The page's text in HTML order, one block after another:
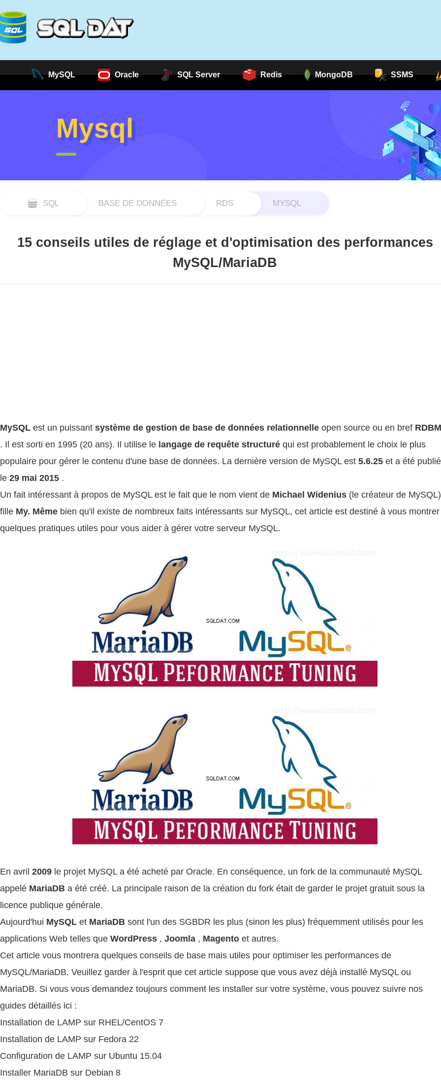
MySQL Oracle SQL Server Redis MongoDB SSMS
Mysql
SQL BASE DE DONNÉES RDS MYSQL
15 conseils utiles de réglage et d'optimisation des performances
MySQL/MariaDB
MySQL est un puissant système de gestion de base de données relationnelle open source ou en bref
. Il est sorti en 1995 (20 ans). Il utilise le langage de requête structuré qui est probablement le choix le plus
populaire pour gérer le contenu d'une base de données. La dernière version de MySQL est 5.6.25 et a été publié
le 29 mai 2015 .
Un fait intéressant à propos de MySQL est le fait que le nom vient de Michael Widenius (le créateur de MySQL)
fille My. Même bien qu'il existe de nombreux faits intéressants sur MySQL, cet article est destiné à vous montrer
quelques pratiques utiles pour vous aider à gérer votre serveur MySQL.
En avril 2009 le projet MySQL a été acheté par Oracle. En conséquence, un fork de la communauté MySQL
appelé MariaDB a été créé. La principale raison de la création du fork était de garder le projet gratuit sous la
licence publique générale.
Aujourd'hui MySQL et MariaDB sont l'un des SGBDR les plus (sinon les plus) fréquemment utilisés pour les
applications Web telles que WordPress , Joomla , Magento et autres.
Cet article vous montrera quelques conseils de base mais utiles pour optimiser les performances de
MySQL/MariaDB. Veuillez garder à l'esprit que cet article suppose que vous avez déjà installé MySQL ou
MariaDB. Si vous vous demandez toujours comment les installer sur votre système, vous pouvez suivre nos
guides détaillés ici :
Installation de LAMP sur RHEL/CentOS 7
Installation de LAMP sur Fedora 22
Configuration de LAMP sur Ubuntu 15.04
Installer MariaDB sur Debian 8